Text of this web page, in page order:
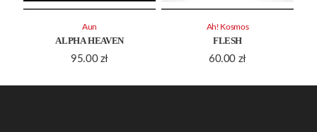
ALPHA HEAVEN
95.00 zł
Aun
FLESH
60.00 zł
Ah! Kosmos